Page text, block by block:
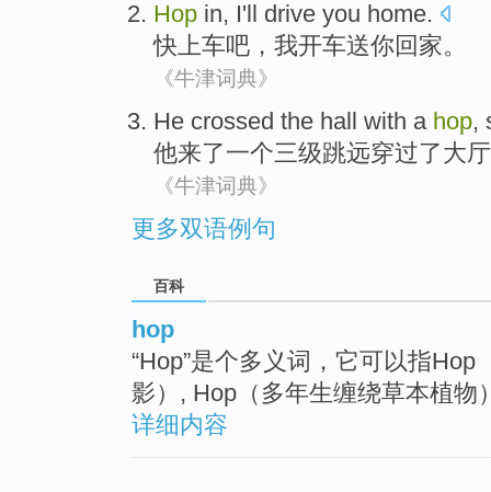
Hop in, I'll drive you home.
快上车吧， 我开车送你回家。
《牛津词典》
He crossed the hall with a hop,
他来了一个三级跳远穿过了大厅
《牛津词典》
更多双语例句
百科
hop
“Hop”是个多义词，它可以指Hop
影）, Hop（多年生缠绕草本植物
详细内容